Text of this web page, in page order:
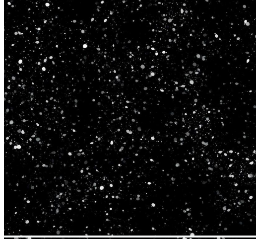
Motion graphics
Images Éditoriales
Événements Éditoriaux